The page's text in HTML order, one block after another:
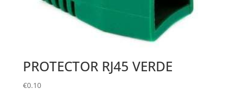
PROTECTOR RJ45 VERDE
€0.10